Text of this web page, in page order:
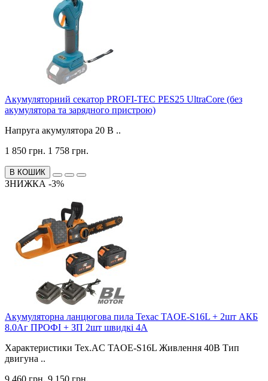
Акумуляторний секатор PROFI-TEC PES25 UltraCore (без
акумулятора та зарядного пристрою)
Напруга акумулятора 20 В ..
1 850 грн. 1 758 грн.
В КОШИК
ЗНИЖКА -3%
Акумуляторна ланцюгова пила Техас ТАOE-S16L + 2шт АКБ
8.0Аг ПРОФІ + ЗП 2шт швидкі 4А
Характеристики Tex.AC ТАOE-S16L Живлення 40В Тип
двигуна ..